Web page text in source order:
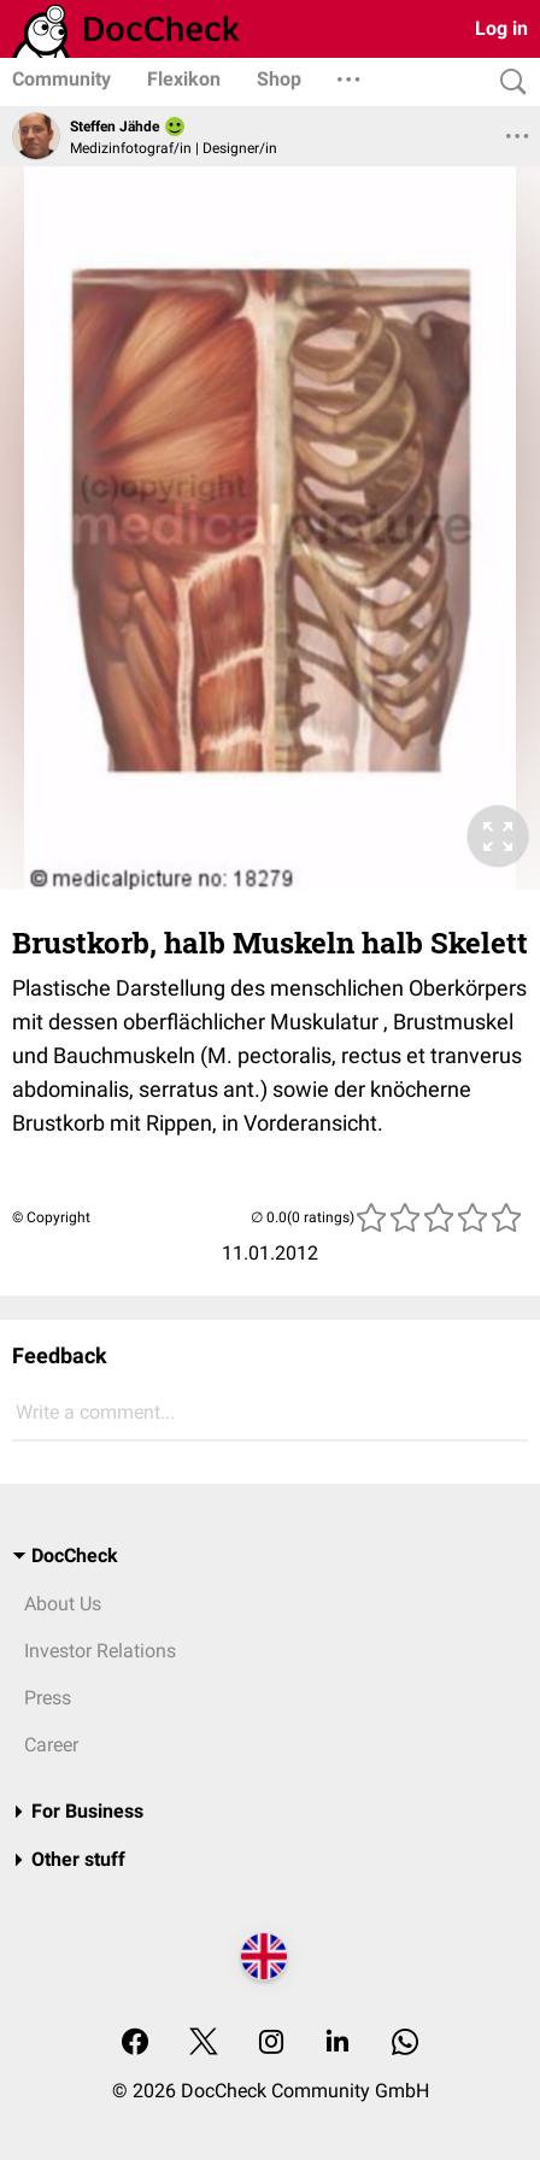
Log in
Community Flexikon Shop
Steffen Jähde
Medizinfotograf/in | Designer/in
Brustkorb, halb Muskeln halb Skelett
Plastische Darstellung des menschlichen Oberkörpers
mit dessen oberflächlicher Muskulatur , Brustmuskel
und Bauchmuskeln (M. pectoralis, rectus et tranverus
abdominalis, serratus ant.) sowie der knöcherne
Brustkorb mit Rippen, in Vorderansicht.
© Copyright
11.01.2012
(0 ratings)
Feedback
Write a comment...
DocCheck
About Us
Investor Relations
Press
Career
For Business
Other stuff
© 2026 DocCheck Community GmbH